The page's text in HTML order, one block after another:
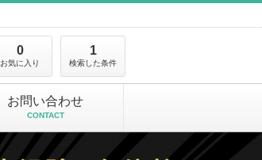
0
お気に入り
1
検索した条件
お問い合わせ
CONTACT